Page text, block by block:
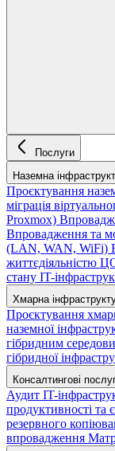
Послуги
Наземна
Проєктування
міграція
Proxmox)
Впровадження та
(LAN, WAN, WiFi)
життєдіяльністю
стану IT-
Хмарна
Проєктування
наземної
гібридним
гібридної
Консалтингові
Аудит IT-
продуктивності та
резервного
впровадження